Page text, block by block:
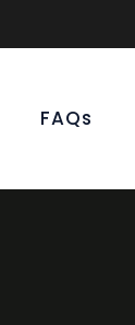
FAQs